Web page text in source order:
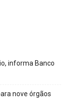
informa Banco
nove órgãos